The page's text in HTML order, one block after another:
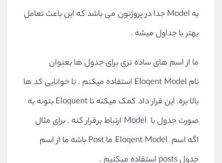
یه Model جدا در پروژتون می باشد که این باعث تعامل
بهتر با جداول میشه .
ما از اسم های ساده تری برای جدول ها بعنوان
نام Eloqent Model استفاده میکنم . تا خوانایی کد ها
بالا بره. این قرار داد کمک میکنه تا Eloquent بتونه به
صورت جدول با Model ارتباط برقرار کنه . برای مثال
اگه اسم Eloqent Model ما Post باشه ما از اسم